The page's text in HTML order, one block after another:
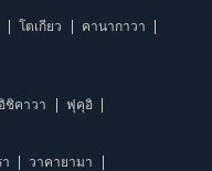
โตเกียว
คานากาวา
ชิคาวา ฟุคุอิ
วาคายามา